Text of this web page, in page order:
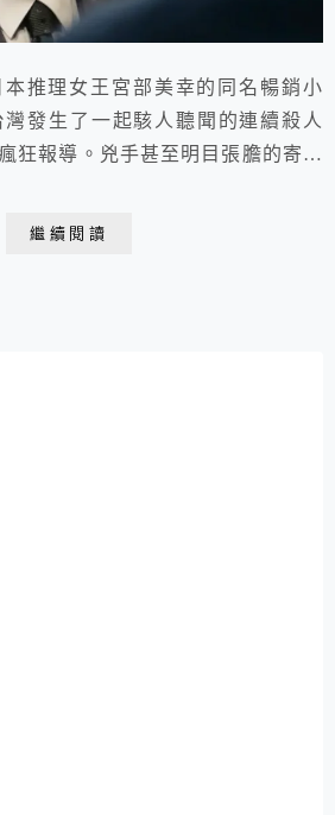
本推理女王宮部美幸的同名暢銷小
發生了一起駭人聽聞的連續殺人
狂報導。兇手甚至明目張膽的寄錄
繼續閱讀